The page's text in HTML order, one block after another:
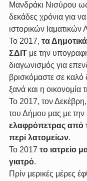
Μανδράκι Νισύρου
δεκάδες χρόνια για
ιστορικών
Το 2017, τα
ΣΔΙΤ με την
διαγωνισμός για
βρισκόμαστε σε
ξανά και η οικονομία
Το 2017, τον
του Δήμου μας με την
ελαφρόπετρας από
περί λατομείων.
Το 2017 το ιατρείο
γιατρό.
Πρίν μερικές μέρες